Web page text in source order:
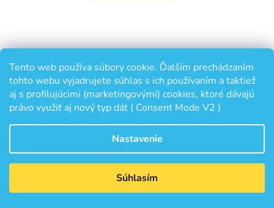
Tento web používa súbory cookie. Ďalším prechádzaním
tohto webu vyjadrujete súhlas s ich používaním a taktiež
aj s profilujúcimi (marketingovými) cookies, ktoré dávajú
právo využiť aj nový typ dát ( Consent Mode V2 )
Nastavenie
Súhlasím